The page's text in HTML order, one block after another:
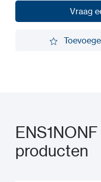
Vraag
producten